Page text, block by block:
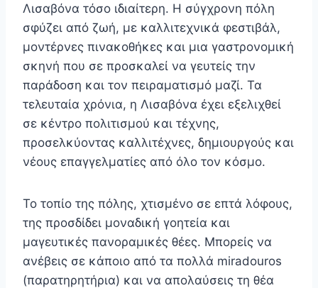
Λισαβόνα τόσο ιδιαίτερη. Η σύγχρονη πόλη
σφύζει από ζωή, με καλλιτεχνικά φεστιβάλ,
μοντέρνες πινακοθήκες και μια γαστρονομική
σκηνή που σε προσκαλεί να γευτείς την
παράδοση και τον πειραματισμό μαζί. Τα
τελευταία χρόνια, η Λισαβόνα έχει εξελιχθεί
σε κέντρο πολιτισμού και τέχνης,
προσελκύοντας καλλιτέχνες, δημιουργούς και
νέους επαγγελματίες από όλο τον κόσμο.
Το τοπίο της πόλης, χτισμένο σε επτά λόφους,
της προσδίδει μοναδική γοητεία και
μαγευτικές πανοραμικές θέες. Μπορείς να
ανέβεις σε κάποιο από τα πολλά miradouros
(παρατηρητήρια) και να απολαύσεις τη θέα